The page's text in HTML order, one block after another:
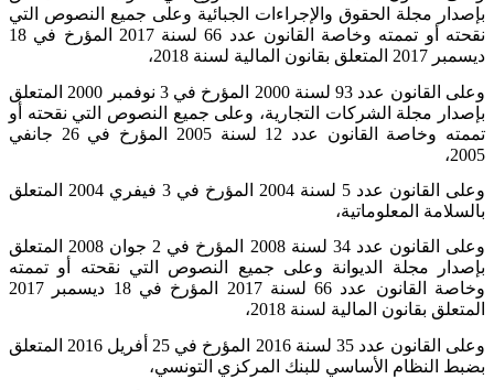
بإصدار مجلة الحقوق والإجراءات الجبائية وعلى جميع النصوص التي
نقحته أو تممته وخاصة القانون عدد 66 لسنة 2017 المؤرخ في 18
ديسمبر 2017 المتعلق بقانون المالية لسنة 2018،
وعلى القانون عدد 93 لسنة 2000 المؤرخ في 3 نوفمبر 2000 المتعلق
بإصدار مجلة الشركات التجارية، وعلى جميع النصوص التي نقحته أو
تممته وخاصة القانون عدد 12 لسنة 2005 المؤرخ في 26 جانفي
2005،
وعلى القانون عدد 5 لسنة 2004 المؤرخ في 3 فيفري 2004 المتعلق
بالسلامة المعلوماتية،
وعلى القانون عدد 34 لسنة 2008 المؤرخ في 2 جوان 2008 المتعلق
بإصدار مجلة الديوانة وعلى جميع النصوص التي نقحته أو تممته
وخاصة القانون عدد 66 لسنة 2017 المؤرخ في 18 ديسمبر 2017
المتعلق بقانون المالية لسنة 2018،
وعلى القانون عدد 35 لسنة 2016 المؤرخ في 25 أفريل 2016 المتعلق
بضبط النظام الأساسي للبنك المركزي التونسي،